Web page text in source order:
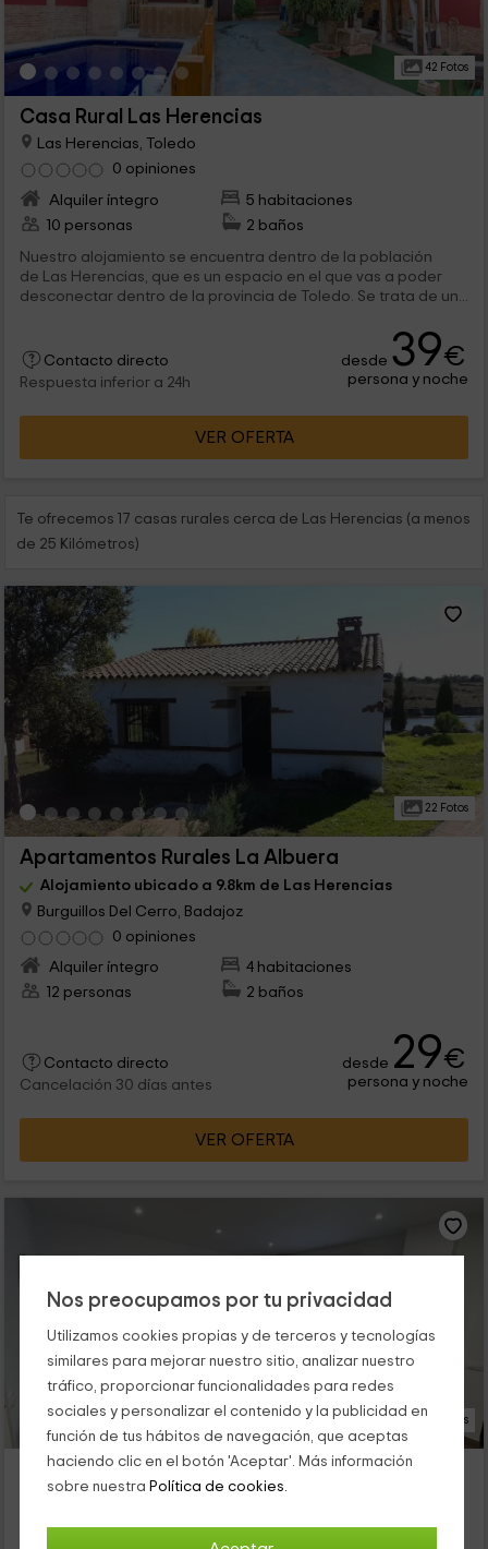
Nos preocupamos por tu privacidad
Utilizamos cookies propias y de terceros y tecnologías
similares para mejorar nuestro sitio, analizar nuestro
tráfico, proporcionar funcionalidades para redes
sociales y personalizar el contenido y la publicidad en
función de tus hábitos de navegación, que aceptas
haciendo clic en el botón 'Aceptar'. Más información
sobre nuestra Política de cookies.
42 Fotos
Casa Rural Las Herencias
Las Herencias, Toledo
0 opiniones
Alquiler íntegro
5 habitaciones
10 personas
2 baños
Nuestro alojamiento se encuentra dentro de la población
de Las Herencias, que es un espacio en el que vas a poder
desconectar dentro de la provincia de Toledo. Se trata de un...
Contacto directo
Respuesta inferior a 24h
desde 39€
persona y noche
VER OFERTA
Te ofrecemos 17 casas rurales cerca de Las Herencias (a menos
de 25 Kilómetros)
22 Fotos
Apartamentos Rurales La Albuera
Alojamiento ubicado a 9.8km de Las Herencias
Burguillos Del Cerro, Badajoz
0 opiniones
Alquiler íntegro
4 habitaciones
12 personas
2 baños
Contacto directo
Cancelación 30 días antes
desde 29€
persona y noche
VER OFERTA
17 Fotos
Alojamientos Ribera del Tajo